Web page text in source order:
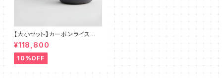
【大小セット】カーボンライスポッ
ト／専用ケース
¥118,800
10%OFF